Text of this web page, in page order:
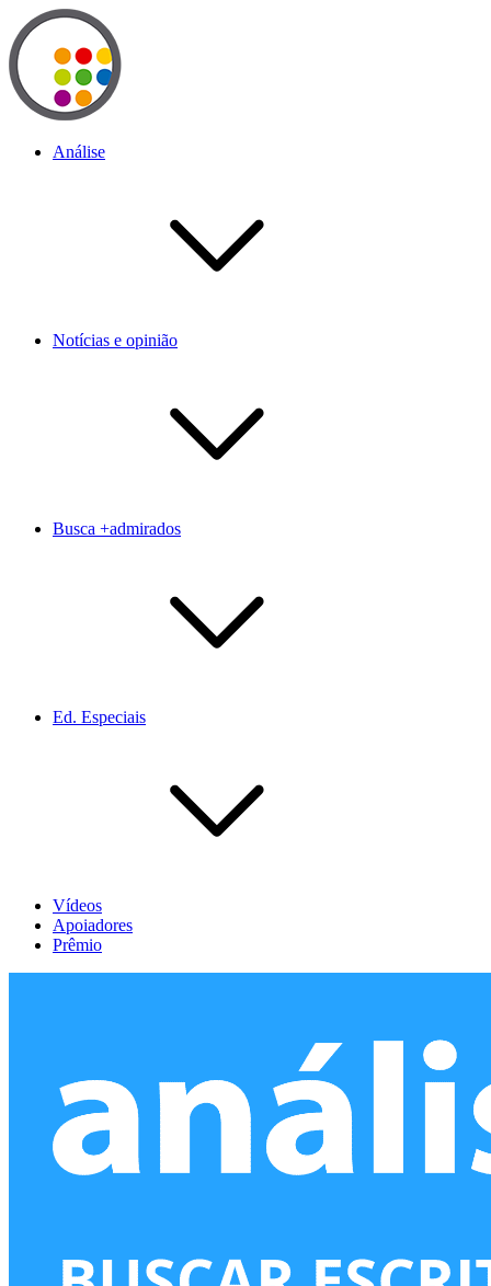
Análise
Notícias e opinião
Busca +admirados
Ed. Especiais
Vídeos
Apoiadores
Prêmio